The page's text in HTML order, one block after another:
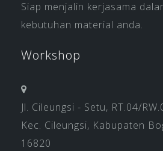
Siap menjalin kerjasama
kebutuhan material anda.
Workshop
Jl. Cileungsi - Setu, RT.04/
Kec. Cileungsi, Kabupaten
16820